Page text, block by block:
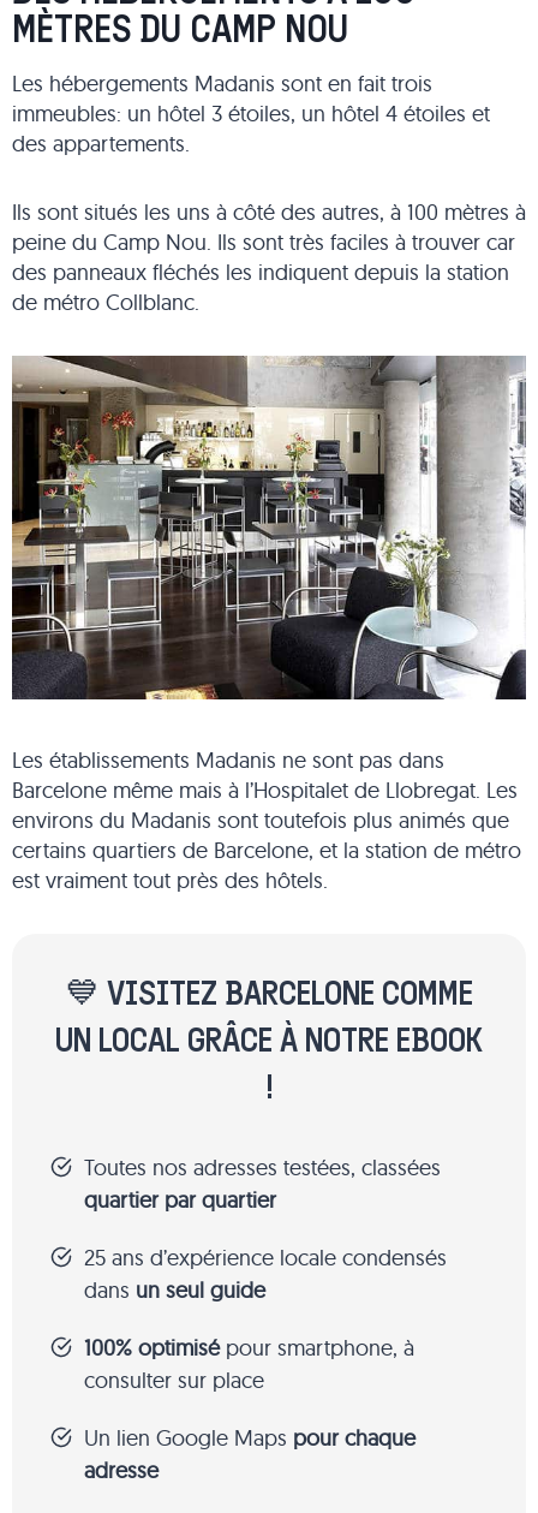
MÈTRES DU CAMP NOU
Les hébergements Madanis sont en fait trois
immeubles: un hôtel 3 étoiles, un hôtel 4 étoiles et
des appartements.
Ils sont situés les uns à côté des autres, à 100 mètres à
peine du Camp Nou. Ils sont très faciles à trouver car
des panneaux fléchés les indiquent depuis la station
de métro Collblanc.
Les établissements Madanis ne sont pas dans
Barcelone même mais à l’Hospitalet de Llobregat. Les
environs du Madanis sont toutefois plus animés que
certains quartiers de Barcelone, et la station de métro
est vraiment tout près des hôtels.
💙 VISITEZ BARCELONE COMME
UN LOCAL GRÂCE À NOTRE EBOOK
!
Toutes nos adresses testées, classées
quartier par quartier
25 ans d’expérience locale condensés
dans un seul guide
100% optimisépour smartphone, à
consulter sur place
Un lien Google Maps pour chaque
adresse